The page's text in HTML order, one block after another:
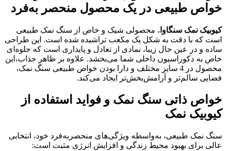
خواص طبیعی در یک محصول منحصر به‌فرد
کیوبیک نمک سنگاوا ، محصولی شیک و خاص از سنگ نمک طبیعی
است که با دقت به شکل یک مکعب تراشیده شده است. این طراحی
ساده و در عین حال زیبا، نمادی از تعادل و پایداری است که جلوه‌ای
خاص به دکوراسیون داخلی شما می‌بخشد. علاوه بر ظاهر جذاب،این
محصول در 4 سایز مختلف و دارا بودن خواص طبیعی سنگ نمک،
فضایی سالم‌تر و آرامش‌بخش‌تر ایجاد می‌کند.
خواص ذاتی سنگ نمک و فواید استفاده از
کیوبیک نمک
سنگ نمک طبیعی، به‌واسطه ویژگی‌های منحصربه‌فرد خود، انتخابی
عالی برای بهبود محیط زندگی و افزایش انرژی مثبت است: